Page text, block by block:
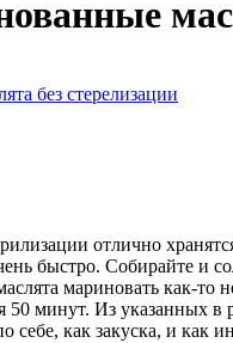
отлично
быстро. Собирайте и
мариновать как-то
50 минут. Из указанных в
себе, как закуска, и как